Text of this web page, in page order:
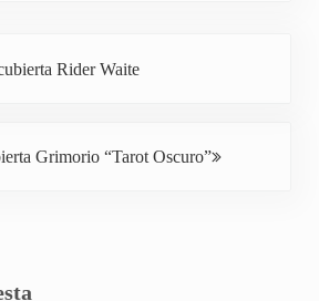
Rider Waite
Grimorio “Tarot Oscuro”